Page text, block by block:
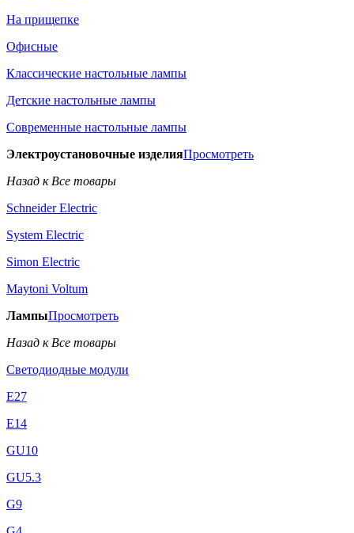
На прищепке
Офисные
Классические настольные лампы
Детские настольные лампы
Современные настольные лампы
Электроустановочные изделияПросмотреть
Назад к Все товары
Schneider Electric
System Electric
Simon Electric
Maytoni Voltum
ЛампыПросмотреть
Назад к Все товары
Светодиодные модули
E27
E14
GU10
GU5.3
G9